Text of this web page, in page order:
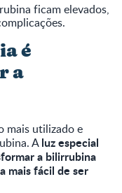
ficam elevados,
é
a
mais utilizado e
Aluz especial
a bilirrubina
mais fácil de ser